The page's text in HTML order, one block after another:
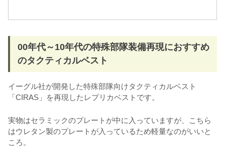
00年代～10年代の特殊部隊装備再現におすすめ
のタクティカルベスト
イーグル社が開発した特殊部隊向けタクティカルベスト
「CIRAS」を再現したレプリカベストです。
実物はセラミックのプレートが中に入っていますが、こちら
はウレタン製のプレートが入っているため軽量なのがいいと
ころ。